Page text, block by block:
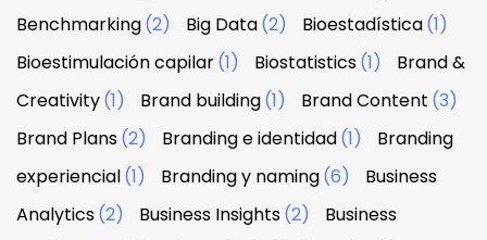
Benchmarking(2) Big Data(2) Bioestadística(1)
Bioestimulación capilar(1) Biostatistics(1)
Brand &
Creativity(1) Brand building(1) Brand Content (3)
Brand Plans(2) Branding e identidad(1)
Branding
experiencial(1) Branding y naming(6)
Business
Analytics(2) Business Insights(2)
Business